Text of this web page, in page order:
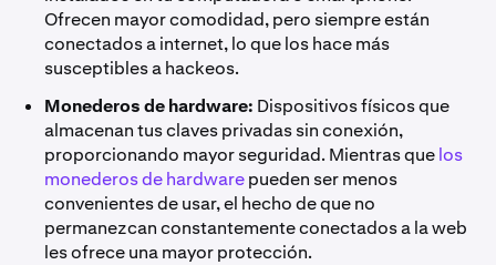
Ofrecen mayor comodidad, pero siempre están
conectados a internet, lo que los hace más
susceptibles a hackeos.
Monederos de hardware: Dispositivos físicos que
almacenan tus claves privadas sin conexión,
proporcionando mayor seguridad. Mientras quelos
monederos de hardwarepueden ser menos
convenientes de usar, el hecho de que no
permanezcan constantemente conectados a la web
les ofrece una mayor protección.